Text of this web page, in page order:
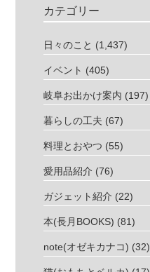
カテゴリー
日々のこと (1,437)
イベント (405)
岐阜お出かけ案内 (197)
暮らしの工夫 (67)
料理とおやつ (55)
愛用品紹介 (76)
ガジェット紹介 (22)
本(長月BOOKS) (81)
note(オゼキカナコ) (32)